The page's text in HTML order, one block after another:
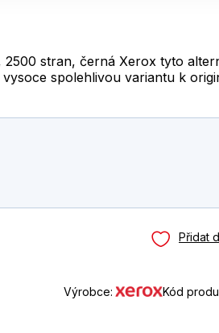
2500 stran, černá Xerox tyto
spolehlivou variantu k
Přidat
Výrobce: Kód